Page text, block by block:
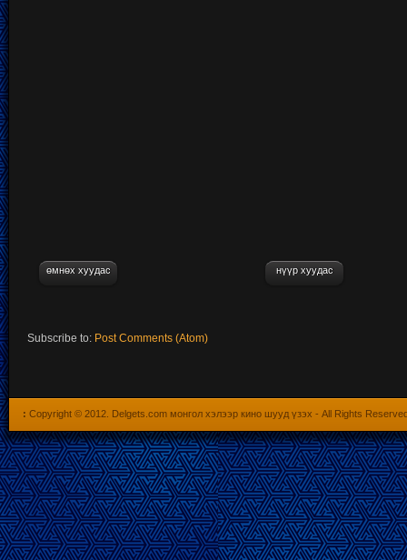
өмнөх хуудас нүүр хуудас
Subscribe to: Post Comments (Atom)
: Copyright © 2012. Delgets.com монгол хэлээр кино шууд үзэх - All Rights